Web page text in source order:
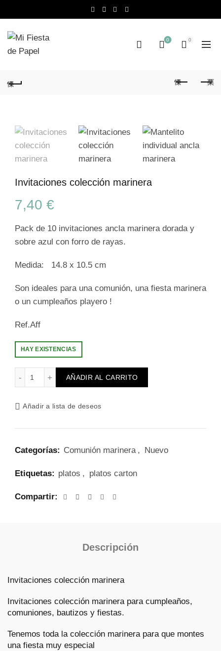
0 0
Invitaciones colección marinera
7,40 €
Pack de 10 invitaciones ancla marinera dorada y
sobre azul con forro de rayas.
Medida: 14.8 x 10.5 cm
Son ideales para una comunión, una fiesta marinera
o un cumpleaños playero !
Ref.Aff
HAY EXISTENCIAS
Invitaciones colección marinera cantidad
AÑADIR AL CARRITO
Añadir a lista de deseos
Categorías: Comunión marinera , Nuevo
Etiquetas: platos , platos carton
Compartir
Descripción
Invitaciones colección marinera
Invitaciones colección marinera para cumpleaños,
comuniones, bautizos y fiestas.
Tenemos toda la colección marinera para que montes
una fiesta muy especial